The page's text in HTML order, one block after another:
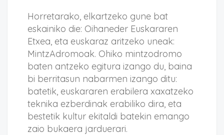
Horretarako, elkartzeko gune bat
eskainiko die: Oihaneder Euskararen
Etxea, eta euskaraz aritzeko uneak:
MintzAdromoak. Ohiko mintzodromo
baten antzeko egitura izango du, baina
bi berritasun nabarmen izango ditu:
batetik, euskararen erabilera xaxatzeko
teknika ezberdinak erabiliko dira, eta
bestetik kultur ekitaldi batekin emango
zaio bukaera jarduerari.